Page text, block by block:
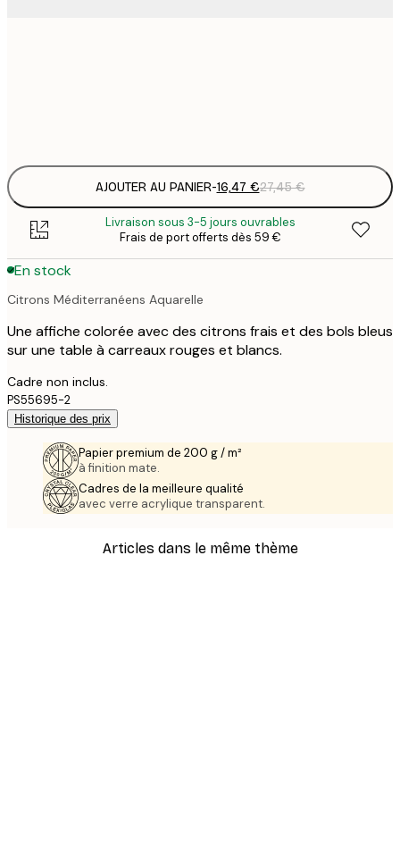
AJOUTER AU PANIER-16,47 €27,45 €
Livraison sous 3-5 jours ouvrables
Frais de port offerts dès 59 €
En stock
Citrons Méditerranéens Aquarelle
Une affiche colorée avec des citrons frais et des bols bleus
sur une table à carreaux rouges et blancs.
Cadre non inclus.
PS55695-2
Historique des prix
Papier premium de 200 g / m²
à finition mate.
Cadres de la meilleure qualité
avec verre acrylique transparent.
Articles dans le même thème